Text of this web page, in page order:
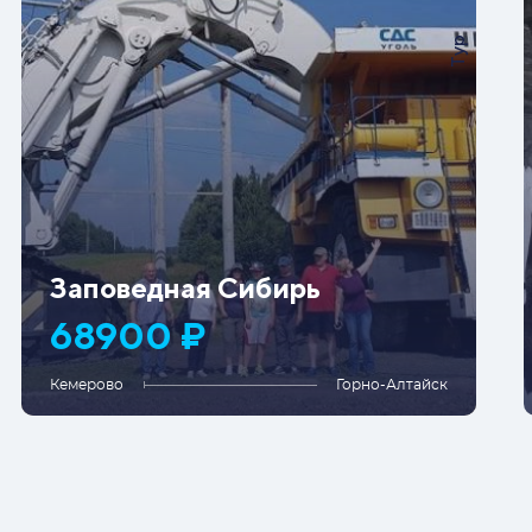
Тур
Заповедная Сибирь
68900 ₽
Кемерово Горно-Алтайск